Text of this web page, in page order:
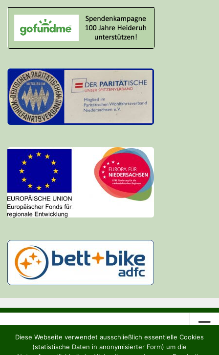
Diese Webseite verwendet ausschließlich essentielle Cookies
(statistische Daten in anonymisierter Form) um die